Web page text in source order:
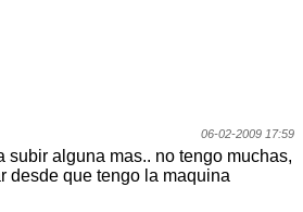
06-02-2009 17:59
subir alguna mas.. no tengo muchas,
desde que tengo la maquina